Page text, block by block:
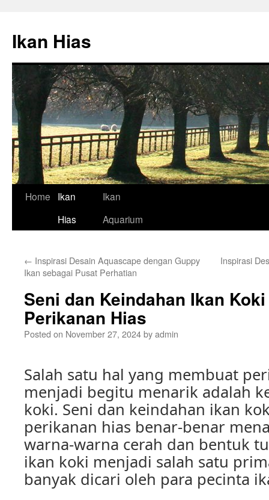
content
Ikan Hias
Home
Ikan
Hias
Ikan
Aquarium
← Inspirasi Desain Aquascape dengan Guppy
Ikan sebagai Pusat Perhatian
Inspirasi
Seni dan Keindahan Ikan
Perikanan Hias
Posted on November 27, 2024byadmin
Salah satu hal yang membuat
menjadi begitu menarik adalah
koki. Seni dan keindahan ikan
perikanan hias benar-benar
warna-warna cerah dan bentuk
ikan koki menjadi salah satu
banyak dicari oleh para pecinta